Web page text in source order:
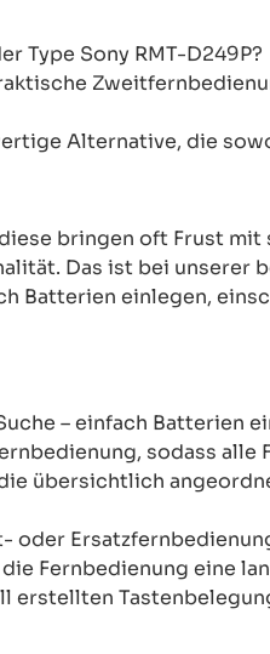
Type Sony RMT-D249P?
Alternative, die
bringen oft Frust
Das ist bei unserer
Batterien einlegen,
– einfach Batterien
sodass
übersichtlich
oder
Fernbedienung eine
erstellten